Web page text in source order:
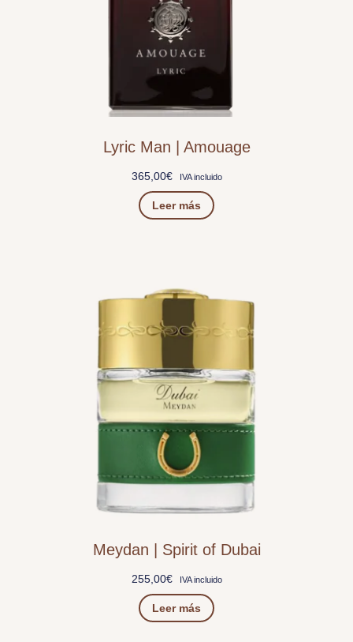
Lyric Man | Amouage
365,00€ IVA incluido
Leer más
Meydan | Spirit of Dubai
255,00€ IVA incluido
Leer más